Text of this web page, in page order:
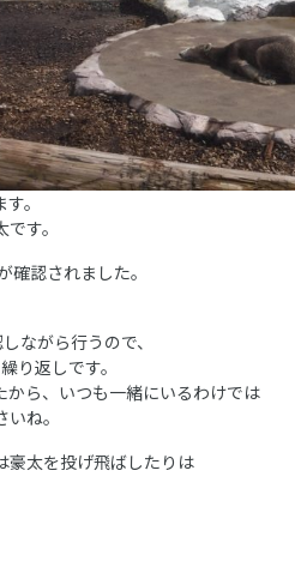
。
す。
確認されました。
ながら行うので、
り返しです。
から、いつも一緒にいるわけでは
ね。
豪太を投げ飛ばしたりは